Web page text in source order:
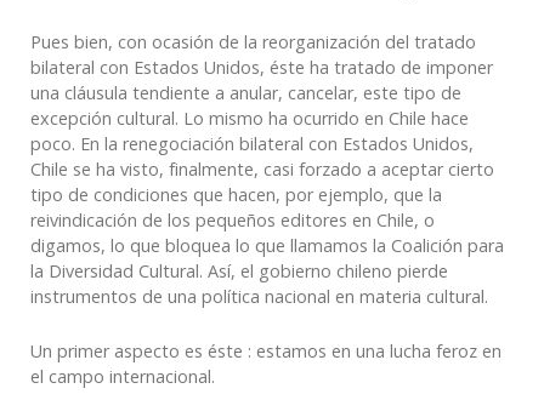
Pues bien, con ocasión de la reorganización del tratado
bilateral con Estados Unidos, éste ha tratado de imponer
una cláusula tendiente a anular, cancelar, este tipo de
excepción cultural. Lo mismo ha ocurrido en Chile hace
poco. En la renegociación bilateral con Estados Unidos,
Chile se ha visto, finalmente, casi forzado a aceptar cierto
tipo de condiciones que hacen, por ejemplo, que la
reivindicación de los pequeños editores en Chile, o
digamos, lo que bloquea lo que llamamos la Coalición para
la Diversidad Cultural. Así, el gobierno chileno pierde
instrumentos de una política nacional en materia cultural.
Un primer aspecto es éste : estamos en una lucha feroz en
el campo internacional.